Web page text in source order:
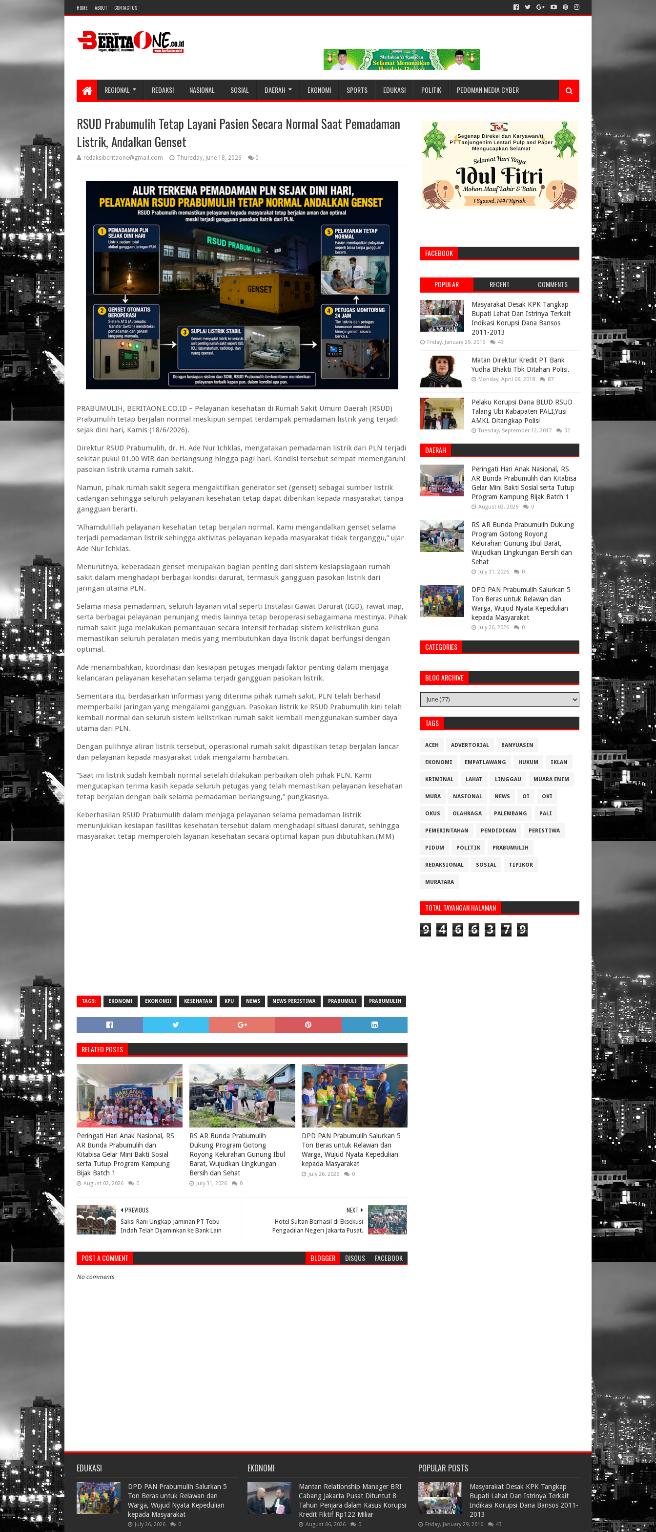
HOME ABOUT CONTACT US
REGIONAL REDAKSI NASIONAL SOSIAL DAERAH EKONOMI SPORTS EDUKASI POLITIK PEDOMAN MEDIA CYBER
RSUD Prabumulih Tetap Layani Pasien Secara Normal Saat Pemadaman
Listrik, Andalkan Genset
redaksiberitaone@gmail.com Thursday, June 18, 2026 0
PRABUMULIH, BERITAONE.CO.ID – Pelayanan kesehatan di Rumah Sakit Umum Daerah (RSUD)
Prabumulih tetap berjalan normal meskipun sempat terdampak pemadaman listrik yang terjadi
sejak dini hari, Kamis (18/6/2026).
Direktur RSUD Prabumulih, dr. H. Ade Nur Ichklas, mengatakan pemadaman listrik dari PLN terjadi
sekitar pukul 01.00 WIB dan berlangsung hingga pagi hari. Kondisi tersebut sempat memengaruhi
pasokan listrik utama rumah sakit.
Namun, pihak rumah sakit segera mengaktifkan generator set (genset) sebagai sumber listrik
cadangan sehingga seluruh pelayanan kesehatan tetap dapat diberikan kepada masyarakat tanpa
gangguan berarti.
“Alhamdulillah pelayanan kesehatan tetap berjalan normal. Kami mengandalkan genset selama
terjadi pemadaman listrik sehingga aktivitas pelayanan kepada masyarakat tidak terganggu,” ujar
Ade Nur Ichklas.
Menurutnya, keberadaan genset merupakan bagian penting dari sistem kesiapsiagaan rumah
sakit dalam menghadapi berbagai kondisi darurat, termasuk gangguan pasokan listrik dari
jaringan utama PLN.
Selama masa pemadaman, seluruh layanan vital seperti Instalasi Gawat Darurat (IGD), rawat inap,
serta berbagai pelayanan penunjang medis lainnya tetap beroperasi sebagaimana mestinya. Pihak
rumah sakit juga melakukan pemantauan secara intensif terhadap sistem kelistrikan guna
memastikan seluruh peralatan medis yang membutuhkan daya listrik dapat berfungsi dengan
optimal.
Ade menambahkan, koordinasi dan kesiapan petugas menjadi faktor penting dalam menjaga
kelancaran pelayanan kesehatan selama terjadi gangguan pasokan listrik.
Sementara itu, berdasarkan informasi yang diterima pihak rumah sakit, PLN telah berhasil
memperbaiki jaringan yang mengalami gangguan. Pasokan listrik ke RSUD Prabumulih kini telah
kembali normal dan seluruh sistem kelistrikan rumah sakit kembali menggunakan sumber daya
utama dari PLN.
Dengan pulihnya aliran listrik tersebut, operasional rumah sakit dipastikan tetap berjalan lancar
dan pelayanan kepada masyarakat tidak mengalami hambatan.
“Saat ini listrik sudah kembali normal setelah dilakukan perbaikan oleh pihak PLN. Kami
mengucapkan terima kasih kepada seluruh petugas yang telah memastikan pelayanan kesehatan
tetap berjalan dengan baik selama pemadaman berlangsung,” pungkasnya.
Keberhasilan RSUD Prabumulih dalam menjaga pelayanan selama pemadaman listrik
menunjukkan kesiapan fasilitas kesehatan tersebut dalam menghadapi situasi darurat, sehingga
masyarakat tetap memperoleh layanan kesehatan secara optimal kapan pun dibutuhkan.(MM)
TAGS: EKONOMI EKONOMII KESEHATAN KPU NEWS NEWS PERISTIWA PRABUMULI PRABUMULIH
RELATED POSTS
Peringati Hari Anak Nasional, RS
AR Bunda Prabumulih dan
Kitabisa Gelar Mini Bakti Sosial
serta Tutup Program Kampung
Bijak Batch 1
August 02, 2026 0
RS AR Bunda Prabumulih
Dukung Program Gotong
Royong Kelurahan Gunung Ibul
Barat, Wujudkan Lingkungan
Bersih dan Sehat
July 31, 2026 0
DPD PAN Prabumulih Salurkan 5
Ton Beras untuk Relawan dan
Warga, Wujud Nyata Kepedulian
kepada Masyarakat
July 26, 2026 0
NEXT
Hotel Sultan Berhasil di Eksekusi
Pengadilan Negeri Jakarta Pusat.
PREVIOUS
Saksi Rani Ungkap Jaminan PT Tebu
Indah Telah Dijaminkan ke Bank Lain
POST A COMMENT BLOGGER DISQUS FACEBOOK
No comments
FACEBOOK
POPULAR RECENT COMMENTS
Masyarakat Desak KPK Tangkap
Bupati Lahat Dan Istrinya Terkait
Indikasi Korupsi Dana Bansos
2011-2013
Friday, January 29, 2016 43
Matan Direktur Kredit PT Bank
Yudha Bhakti Tbk Ditahan Polisi.
Monday, April 09, 2018 87
Pelaku Korupsi Dana BLUD RSUD
Talang Ubi Kabapaten PALI,Yusi
AMKL Ditangkap Polisi
Tuesday, September 12, 2017 32
DAERAH
Peringati Hari Anak Nasional, RS
AR Bunda Prabumulih dan Kitabisa
Gelar Mini Bakti Sosial serta Tutup
Program Kampung Bijak Batch 1
August 02, 2026 0
RS AR Bunda Prabumulih Dukung
Program Gotong Royong
Kelurahan Gunung Ibul Barat,
Wujudkan Lingkungan Bersih dan
Sehat
July 31, 2026 0
DPD PAN Prabumulih Salurkan 5
Ton Beras untuk Relawan dan
Warga, Wujud Nyata Kepedulian
kepada Masyarakat
July 26, 2026 0
CATEGORIES
BLOG ARCHIVE
TAGS
ACEH ADVERTORIAL BANYUASIN
EKONOMI EMPATLAWANG HUKUM IKLAN
KRIMINAL LAHAT LINGGAU MUARA ENIM
MUBA NASIONAL NEWS OI OKI
OKUS OLAHRAGA PALEMBANG PALI
PEMERINTAHAN PENDIDIKAN PERISTIWA
PIDUM POLITIK PRABUMULIH
REDAKSIONAL SOSIAL TIPIKOR
MURATARA
TOTAL TAYANGAN HALAMAN
9 4 6 6 3 7 9
EDUKASI
DPD PAN Prabumulih Salurkan 5
Ton Beras untuk Relawan dan
Warga, Wujud Nyata Kepedulian
kepada Masyarakat
July 26, 2026 0
EKONOMI
Mantan Relationship Manager BRI
Cabang Jakarta Pusat Dituntut 8
Tahun Penjara dalam Kasus Korupsi
Kredit Fiktif Rp122 Miliar
August 06, 2026 0
POPULAR POSTS
Masyarakat Desak KPK Tangkap
Bupati Lahat Dan Istrinya Terkait
Indikasi Korupsi Dana Bansos 2011-
2013
Friday, January 29, 2016 43